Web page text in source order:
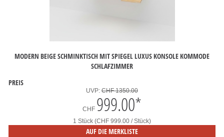
MODERN BEIGE SCHMINKTISCH MIT SPIEGEL LUXUS KONSOLE KOMMODE
SCHLAFZIMMER
PREIS
UVP: CHF 1350.00
CHF 999.00*
1 Stück (CHF 999.00 / Stück)
AUF DIE MERKLISTE